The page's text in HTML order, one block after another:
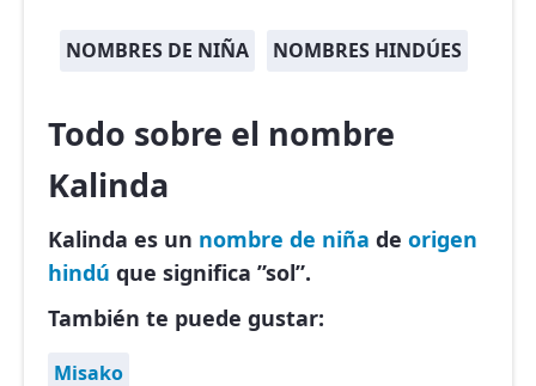
NOMBRES DE NIÑA NOMBRES HINDÚES
Todo sobre el nombre
Kalinda
Kalinda es un nombre de niña de origen
hindú que significa ”sol”.
También te puede gustar:
Misako